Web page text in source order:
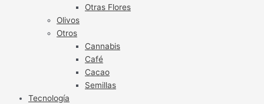
Otras Flores
Olivos
Otros
Cannabis
Café
Cacao
Semillas
Tecnología